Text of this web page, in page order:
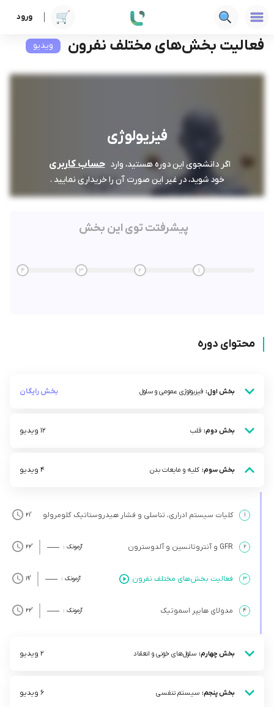
ورود دوره ها علوم پزشکی فعالیت بخش‌های مختلف نفرون
فعالیت بخش‌های مختلف نفرون ویدیو
فیزیولوژی
اگر دانشجوی این دوره هستید، وارد حساب کاربری
خود شوید، در غیر این صورت آن را خریداری نمایید .
پیشرفتت توی این بخش
1
2
3
4
محتوای دوره
بخش اول: فیزیولوژی عمومی و سلول بخش رایگان
بخش دوم: قلب 12 ویدیو
بخش سوم: کلیه و مایعات بدن 4 ویدیو
۱ کلیات سیستم ادراری، تناسلی و فشار هیدروستاتیک گلومرولو ’21
۲ GFR و آنتروتانسین و آلدوسترون آزمونک : ’22
۳ فعالیت بخش‌های مختلف نفرون آزمونک : ’19
۴ مدولای هایپر اسموتیک آزمونک : ’22
بخش چهارم: سلول‌های خونی و انعقاد 2 ویدیو
بخش پنجم: سیستم تنفسی 6 ویدیو